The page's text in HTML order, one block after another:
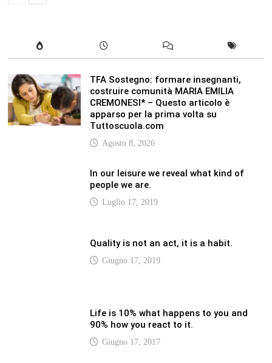
TFA Sostegno: formare insegnanti,
costruire comunità MARIA EMILIA
CREMONESI* – Questo articolo è
apparso per la prima volta su
Tuttoscuola.com
Agosto 8, 2026
In our leisure we reveal what kind of
Luglio 17, 2019
Quality is not an act, it is a habit.
Life is 10% what happens to you and
90% how you react to it.